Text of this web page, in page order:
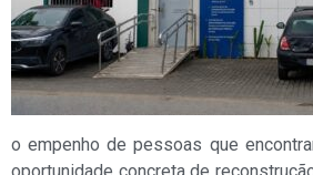
o empenho de pessoas que